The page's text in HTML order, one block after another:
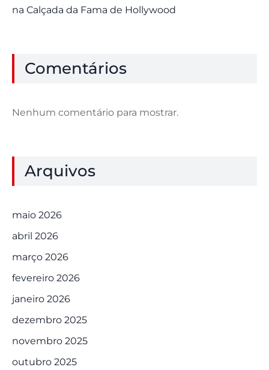
na Calçada da Fama de Hollywood
Comentários
Nenhum comentário para mostrar.
Arquivos
maio 2026
abril 2026
março 2026
fevereiro 2026
janeiro 2026
dezembro 2025
novembro 2025
outubro 2025